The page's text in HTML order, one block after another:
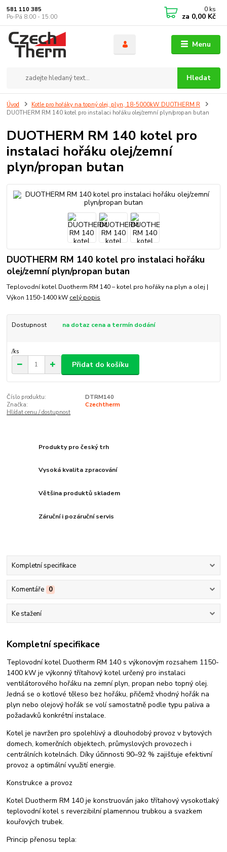
Menu
Hledat
581 110 385
Po-Pá 8:00 - 15:00
0 ks
za 0,00 Kč
Úvod
Kotle pro hořáky na topný olej, plyn, 18-5000kW DUOTHERM R
DUOTHERM RM 140 kotel pro instalaci hořáku olej/zemní plyn/propan butan
DUOTHERM RM 140 kotel pro
instalaci hořáku olej/zemní
plyn/propan butan
DUOTHERM RM 140 kotel pro instalaci hořáku
olej/zemní plyn/propan butan
Teplovodní kotel Duotherm RM 140 – kotel pro hořáky na plyn a olej |
Výkon 1150-1400 kW celý popis
Dostupnost na dotaz cena a termín dodání
/ks
Přidat do košíku
Číslo produktu:
DTRM140
Značka:
Czechtherm
Hlídat cenu / dostupnost
Produkty pro český trh
Vysoká kvalita zpracování
Většina produktů skladem
Záruční i pozáruční servis
Kompletní specifikace
Komentáře 0
Ke stažení
Kompletní specifikace
Teplovodní kotel Duotherm RM 140 s výkonovým rozsahem 1150-
1400 kW je výkonný třítahový kotel určený pro instalaci
ventilátorového hořáku na zemní plyn, propan nebo topný olej.
Jedná se o kotlové těleso bez hořáku, přičemž vhodný hořák na
plyn nebo olejový hořák se volí samostatně podle typu paliva a
požadavků konkrétní instalace.
Kotel je navržen pro spolehlivý a dlouhodobý provoz v bytových
domech, komerčních objektech, průmyslových provozech i
centrálních kotelnách. Díky účinnosti 90–92 % zajišťuje efektivní
provoz a optimální využití energie.
Konstrukce a provoz
Kotel Duotherm RM 140 je konstruován jako třítahový vysokotlaký
teplovodní kotel s reverzibilní plamennou trubkou a svazkem
kouřových trubek.
Princip přenosu tepla: